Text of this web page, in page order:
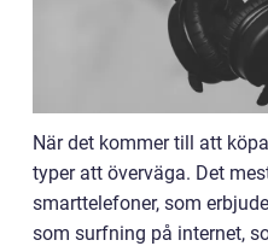
När det kommer till att
typer att överväga. Det
smarttelefoner, som
som surfning på internet,